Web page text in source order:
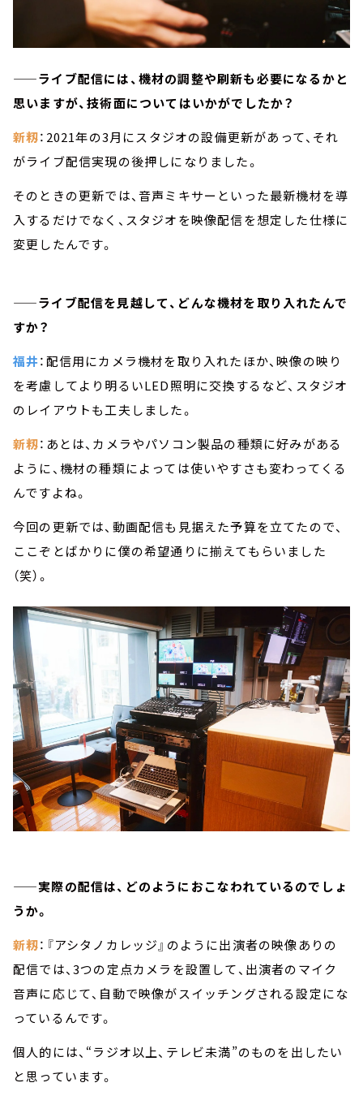
——ライブ配信には、機材の調整や刷新も必要になるかと
思いますが、技術面についてはいかがでしたか？
新籾：2021年の3月にスタジオの設備更新があって、それ
がライブ配信実現の後押しになりました。
そのときの更新では、音声ミキサーといった最新機材を導
入するだけでなく、スタジオを映像配信を想定した仕様に
変更したんです。
——ライブ配信を見越して、どんな機材を取り入れたんで
すか？
福井：配信用にカメラ機材を取り入れたほか、映像の映り
を考慮してより明るいLED照明に交換するなど、スタジオ
のレイアウトも工夫しました。
新籾：あとは、カメラやパソコン製品の種類に好みがある
ように、機材の種類によっては使いやすさも変わってくる
んですよね。
今回の更新では、動画配信も見据えた予算を立てたので、
ここぞとばかりに僕の希望通りに揃えてもらいました
（笑）。
——実際の配信は、どのようにおこなわれているのでしょ
うか。
新籾：『アシタノカレッジ』のように出演者の映像ありの
配信では、3つの定点カメラを設置して、出演者のマイク
音声に応じて、自動で映像がスイッチングされる設定にな
っているんです。
個人的には、“ラジオ以上、テレビ未満”のものを出したい
と思っています。